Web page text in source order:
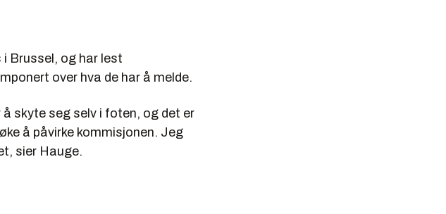
Brussel, og har lest
over hva de har å melde.
skyte seg selv i foten, og det er
å påvirke kommisjonen. Jeg
sier Hauge.